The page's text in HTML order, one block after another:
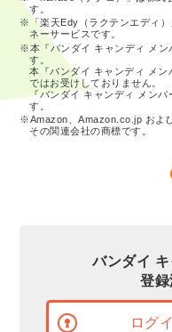
す。
※「楽天Edy（ラクテンエディ
ネーサービスです。
※本『バンダイ キャンディ メン
す。
本『バンダイ キャンディ メ
ではお受けしておりません。
『バンダイ キャンディ メンバ
す。
※Amazon、Amazon.co.jp およ
その関連会社の商標です。
バンダイ
登
ログ